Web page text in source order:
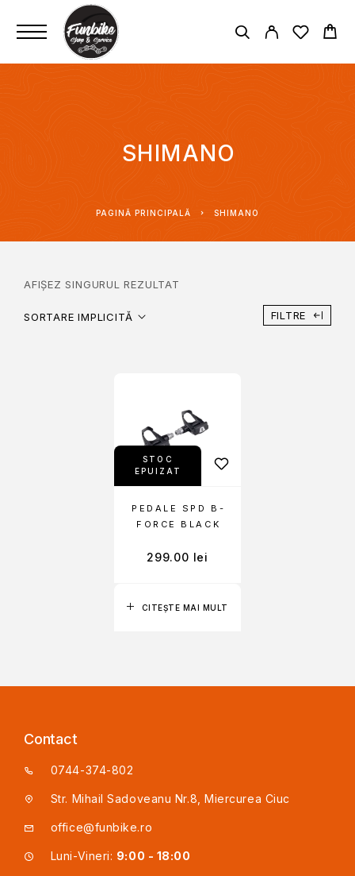
SHIMANO
PAGINĂ PRINCIPALĂ SHIMANO
AFIȘEZ SINGURUL REZULTAT
SORTARE IMPLICITĂ FILTRE
STOC
EPUIZAT
CITEȘTE MAI MULT
PEDALE SPD B-
FORCE BLACK
299.00 lei
Contact
0744-374-802
Str. Mihail Sadoveanu Nr.8, Miercurea Ciuc
office@funbike.ro
Luni-Vineri: 9:00 - 18:00